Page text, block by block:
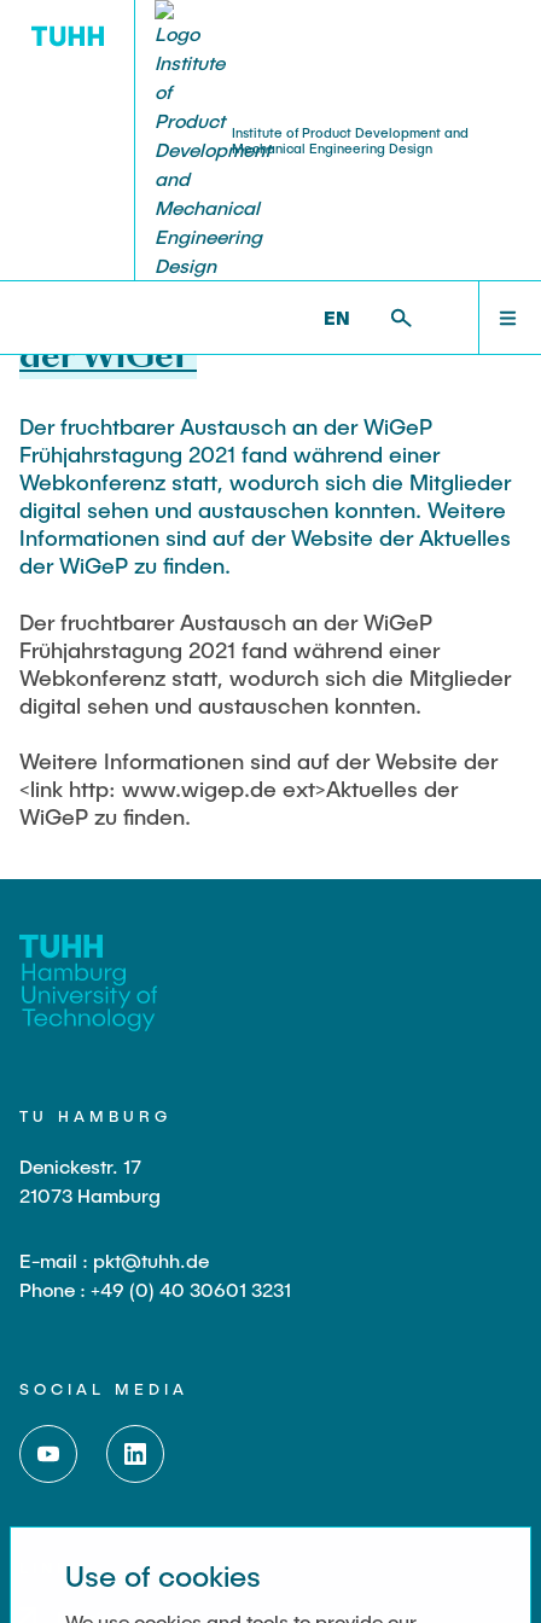
Institute of Product Development and
Mechanical Engineering Design
EN
INSTITUTE
Alumni
Vacancies
student staff
Partners
Contact
ACTIVITIES
RESEARCH
Modular Product Families
Structural Analysis and Testing
Fields of Application
Mechanical and Plant Engineering
Medical Technology
Finished projects
PUBLICATIONS
Patents
EDUCATION
Lehre: Übersicht
Ongoing theses
Accomplished theses
Coordinated Study Programs
Bachelor
Master
Lightweight Practical Design Course
NTA-Forschungskommunikation
External lecturers
Machine Elements - Demonstrationpool
Virtueller Fluidtechnik-Demonstrationspool
WORKSHOPS
Workshop on Modularization Methods
Sharing experience in Product Structuring
Workshop on construction methodologies
Series of Workshops-failure management
Scientific Events
26th International Conference on Engineering Design
(ICED27)
36. DfX-Symposium 2025
PAD International Summer School
ACTIVITIES
Digitale Frühjahrstagung 2021
der WiGeP
Der fruchtbarer Austausch an der WiGeP
Frühjahrstagung 2021 fand während einer
Webkonferenz statt, wodurch sich die Mitglieder
digital sehen und austauschen konnten. Weitere
Informationen sind auf der Website der Aktuelles
der WiGeP zu finden.
Der fruchtbarer Austausch an der WiGeP
Frühjahrstagung 2021 fand während einer
Webkonferenz statt, wodurch sich die Mitglieder
digital sehen und austauschen konnten.
Weitere Informationen sind auf der Website der
<link http: www.wigep.de ext>Aktuelles der
WiGeP zu finden.
TU HAMBURG
Denickestr. 17
21073 Hamburg
E-mail : pkt@tuhh.de
Phone : +49 (0) 40 30601 3231
SOCIAL MEDIA
LINKS
Imprint
Use of cookies